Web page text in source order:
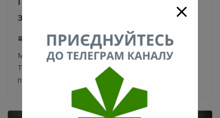
запустят автомобили
05.05.2021 0
Мэр также озвучил сроки строительства метро на
Троещину. В Киеве метро на Троещину могут
построить в течение ближайших 3-5 лет.